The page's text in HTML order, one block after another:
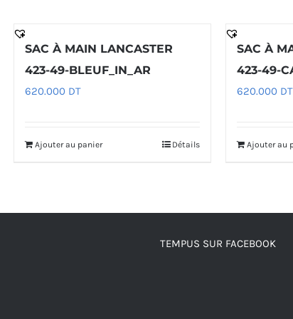
SAC À MAIN LANCASTER
423-49-BLEUF_IN_AR
620.000 DT
Ajouter au panier Détails
SAC À
423-49-
620.000 DT
Ajouter au
TEMPUS SUR FACEBOOK